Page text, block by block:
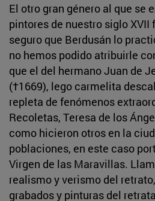
El otro gran género al que se
pintores de nuestro siglo XVII
seguro que Berdusán lo
no hemos podido atribuirle
que el del hermano Juan de
(†1669), lego carmelita
repleta de fenómenos
Recoletas, Teresa de los
como hicieron otros en la
poblaciones, en este caso
Virgen de las Maravillas.
realismo y verismo del
grabados y pinturas del